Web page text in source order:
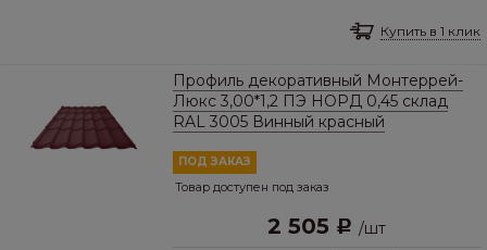
Купить в 1 клик
Профиль декоративный Монтеррей-
Люкс 3,00*1,2 ПЭ НОРД 0,45 склад
RAL 3005 Винный красный
ПОД ЗАКАЗ
Товар доступен под заказ
2 505 Р /шт